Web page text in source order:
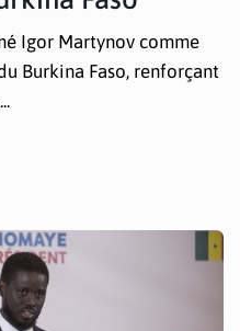
Igor Martynov comme
Burkina Faso, renforçant